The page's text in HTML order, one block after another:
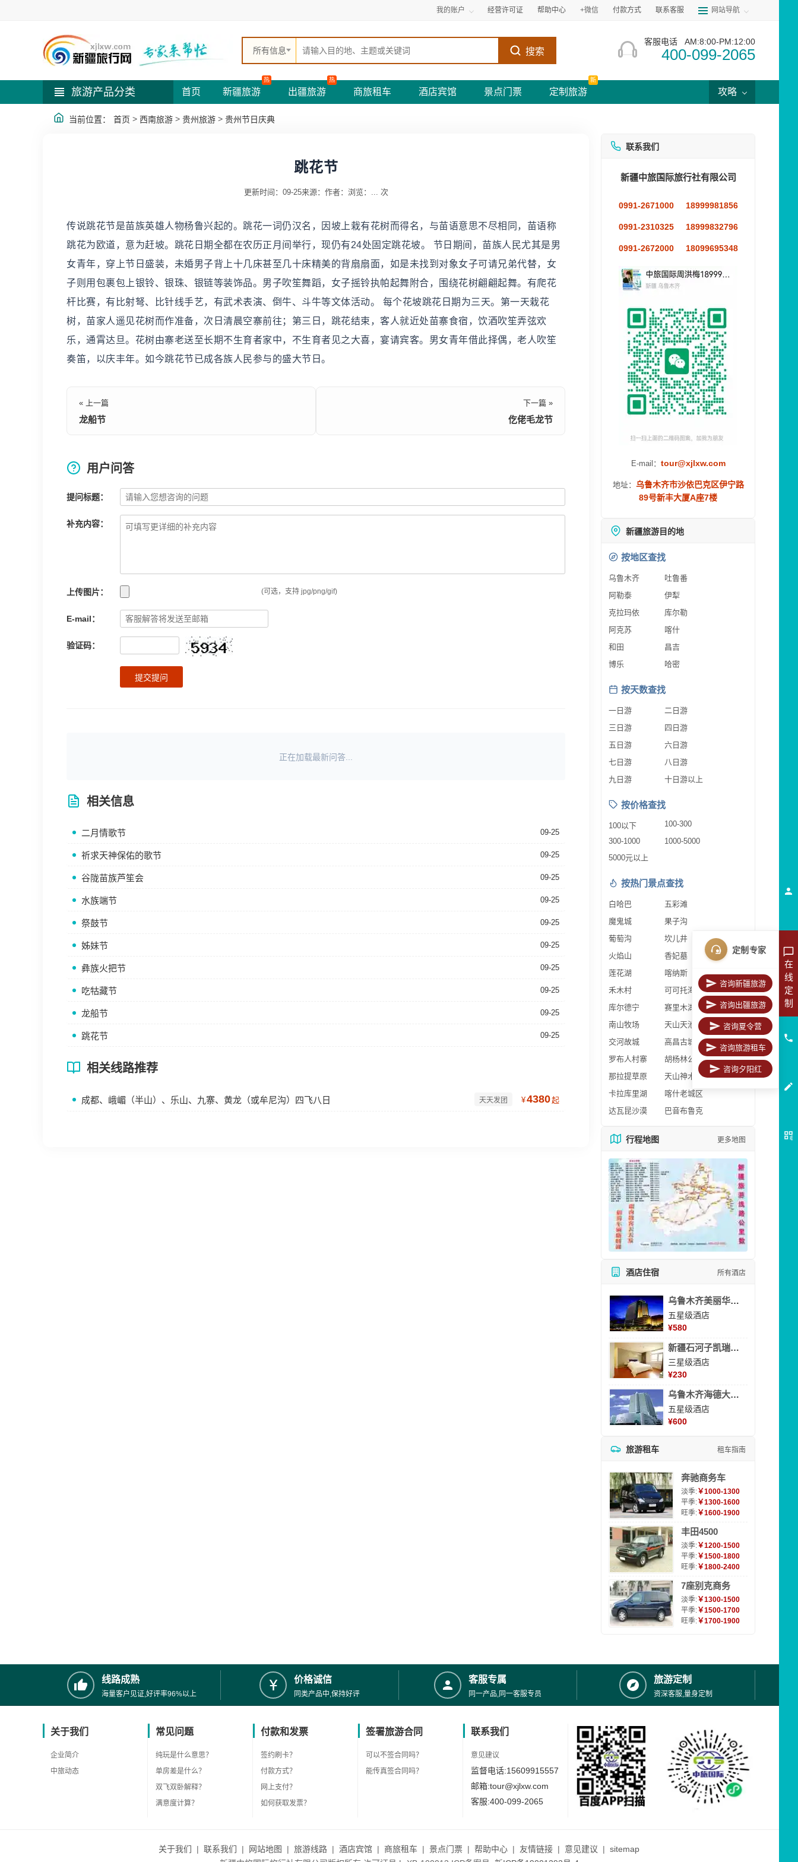
我的账户 经营许可证 帮助中心 +微信 付款方式 联系客服 网站导航
所有信息 搜索
客服电话 AM:8:00-PM:12:00
400-099-2065
旅游产品分类 首页 新疆旅游
热
出疆旅游
热
商旅租车 酒店宾馆 景点门票 定制旅游
新
攻略
当前位置： 首页 > 西南旅游 > 贵州旅游 > 贵州节日庆典
跳花节
更新时间：09-25来源： 作者： 浏览： ... 次
传说跳花节是苗族英雄人物杨鲁兴起的。跳花一词仍汉名，因坡上栽有花树而得名，与苗语意思不尽相同，苗语称
跳花为欧道，意为赶坡。跳花日期全都在农历正月间举行，现仍有24处固定跳花坡。 节日期间，苗族人民尤其是男
女青年，穿上节日盛装，未婚男子背上十几床甚至几十床精美的背扇扇面，如是未找到对象女子可请兄弟代替，女
子则用包裹包上银铃、银珠、银链等装饰品。男子吹笙舞蹈，女子摇铃执帕起舞附合，围绕花树翩翩起舞。有爬花
杆比赛，有比射弩、比针线手艺，有武术表演、倒牛、斗牛等文体活动。 每个花坡跳花日期为三天。第一天栽花
树，苗家人遥见花树而作准备，次日清晨空寨前往；第三日，跳花结束，客人就近处苗寨食宿，饮酒吹笙弄弦欢
乐，通霄达旦。花树由寨老送至长期不生育者家中，不生育者见之大喜，宴请宾客。男女青年借此择偶，老人吹笙
奏笛，以庆丰年。如今跳花节已成各族人民参与的盛大节日。
« 上一篇
龙船节
下一篇 »
仡佬毛龙节
用户问答
提问标题：
补充内容：
上传图片： (可选，支持 jpg/png/gif)
E-mail：
验证码：
提交提问
正在加载最新问答...
相关信息
二月情歌节 09-25
祈求天神保佑的歌节 09-25
谷陇苗族芦笙会 09-25
水族端节 09-25
祭鼓节 09-25
姊妹节 09-25
彝族火把节 09-25
吃牯藏节 09-25
龙船节 09-25
跳花节 09-25
相关线路推荐
成都、峨嵋（半山）、乐山、九寨、黄龙（或牟尼沟）四飞八日 天天发团 ¥4380起
联系我们
新疆中旅国际旅行社有限公司
0991-2671000 18999981856
0991-2310325 18999832796
0991-2672000 18099695348
E-mail： tour@xjlxw.com
地址： 乌鲁木齐市沙依巴克区伊宁路
89号新丰大厦A座7楼
新疆旅游目的地
按地区查找
乌鲁木齐
吐鲁番
阿勒泰
伊犁
克拉玛依
库尔勒
阿克苏
喀什
和田
昌吉
博乐
哈密
按天数查找
一日游
二日游
三日游
四日游
五日游
六日游
七日游
八日游
九日游
十日游以上
按价格查找
100以下
100-300
300-1000
1000-5000
5000元以上
按热门景点查找
白哈巴
五彩滩
魔鬼城
果子沟
葡萄沟
坎儿井
火焰山
香妃墓
莲花湖
喀纳斯
禾木村
可可托海
库尔德宁
赛里木湖
南山牧场
天山天池
交河故城
高昌古城
罗布人村寨
胡杨林公园
那拉提草原
天山神木园
卡拉库里湖
喀什老城区
达瓦昆沙漠
巴音布鲁克
行程地图 更多地图
酒店住宿 所有酒店
乌鲁木齐美丽华大酒
五星级酒店
¥580
新疆石河子凯瑞酒店
三星级酒店
¥230
乌鲁木齐海德大酒店
五星级酒店
¥600
旅游租车 租车指南
奔驰商务车
淡季:￥1000-1300
平季:￥1300-1600
旺季:￥1600-1900
丰田4500
淡季:￥1200-1500
平季:￥1500-1800
旺季:￥1800-2400
7座别克商务
淡季:￥1300-1500
平季:￥1500-1700
旺季:￥1700-1900
线路成熟
海量客户见证,好评率96%以上
价格诚信
同类产品中,保持好评
客服专属
同一产品,同一客服专员
旅游定制
资深客服,量身定制
关于我们
企业简介
中旅动态
常见问题
纯玩是什么意思？
单房差是什么？
双飞双卧解释？
满意度计算？
付款和发票
签约刷卡？
付款方式？
网上支付？
如何获取发票？
签署旅游合同
可以不签合同吗？
能传真签合同吗？
联系我们
意见建议
监督电话:15609915557
邮箱:tour@xjlxw.com
客服:400-099-2065
关于我们 | 联系我们 | 网站地图 | 旅游线路 | 酒店宾馆 | 商旅租车 | 景点门票 | 帮助中心 | 友情链接 | 意见建议 | sitemap
在
线
定
制
定制专家
咨询新疆旅游
咨询出疆旅游
咨询夏令营
咨询旅游租车
咨询夕阳红